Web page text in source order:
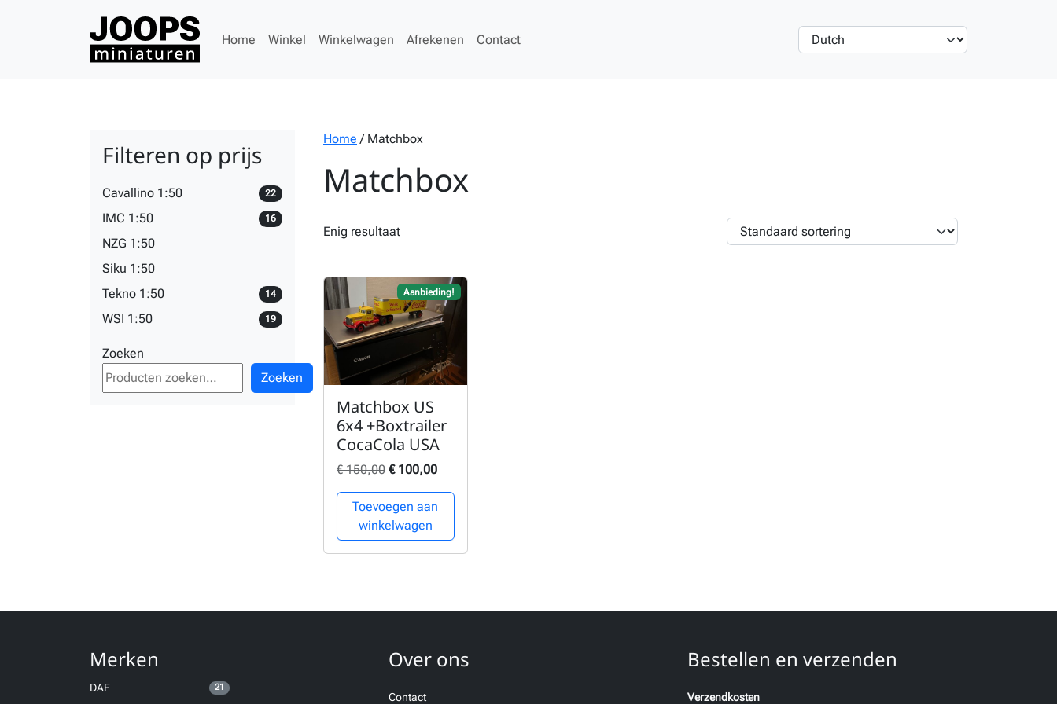
Home Winkel Winkelwagen Afrekenen Contact
Filteren op prijs
Cavallino 1:50 22
IMC 1:50 16
NZG 1:50
Siku 1:50
Tekno 1:50
14
WSI 1:50 19
Zoeken
Zoeken
Home / Matchbox
Matchbox
Enig resultaat
Aanbieding!
Matchbox US
6x4 +Boxtrailer
CocaCola USA
€150,00 Oorspronkelijke prijs was: € 150,00.
€100,00Huidige prijs is: € 100,00.
Toevoegen aan
winkelwagen
Merken
DAF 21
Over ons
Contact
Bestellen en verzenden
Verzendkosten